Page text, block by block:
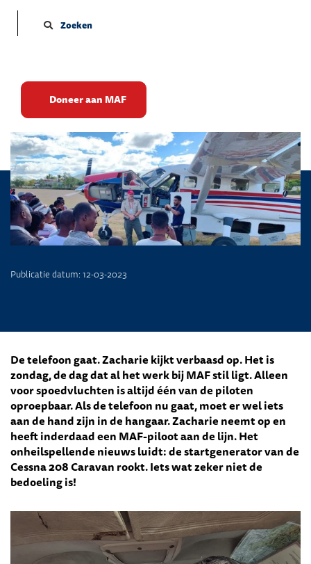
Zoeken
Doneer aan MAF
Een paar vleugels te veel
Publicatie datum: 12-03-2023
De telefoon gaat. Zacharie kijkt verbaasd op. Het is
zondag, de dag dat al het werk bij MAF stil ligt. Alleen
voor spoedvluchten is altijd één van de piloten
oproepbaar. Als de telefoon nu gaat, moet er wel iets
aan de hand zijn in de hangaar. Zacharie neemt op en
heeft inderdaad een MAF-piloot aan de lijn. Het
onheilspellende nieuws luidt: de startgenerator van de
Cessna 208 Caravan rookt. Iets wat zeker niet de
bedoeling is!